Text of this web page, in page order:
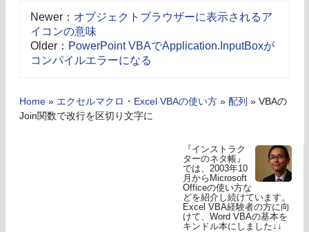
Newer： オブジェクトブラウザーに表示されるア
イコンの意味
Older： PowerPoint VBAでApplication.InputBoxが
コンパイルエラーになる
Home » エクセルマクロ・Excel VBAの使い方 » 配列 » VBAの
Join関数で改行を区切り文字に
『インストラク
ターのネタ帳』
では、2003年10
月からMicrosoft
Officeの使い方な
どを紹介し続けています。
Excel VBA経験者の方に向
けて、Word VBAの基本を
キンドル本にしました↓↓